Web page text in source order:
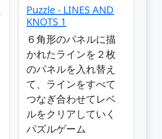
Puzzle - LINES AND
KNOTS 1
６角形のパネルに描
かれたラインを２枚
のパネルを入れ替え
て、ラインをすべて
つなぎ合わせてレベ
ルをクリアしていく
パズルゲーム